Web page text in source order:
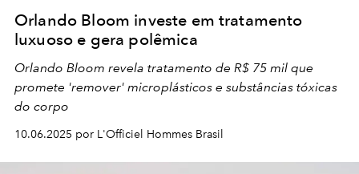
Orlando Bloom investe em tratamento
luxuoso e gera polêmica
Orlando Bloom revela tratamento de R$ 75 mil que
promete 'remover' microplásticos e substâncias tóxicas
do corpo
10.06.2025 por L'Officiel Hommes Brasil